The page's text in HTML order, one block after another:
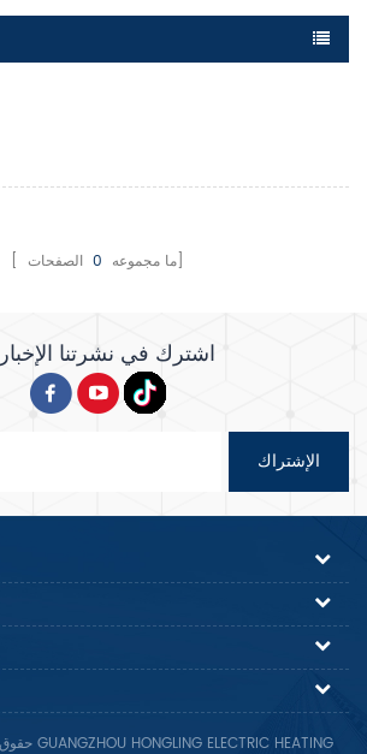
[ ما مجموعه 0 الصفحات]
اشترك في نشرتنا
الإشتراك